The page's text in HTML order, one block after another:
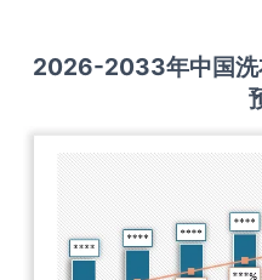
2026-2033年中国